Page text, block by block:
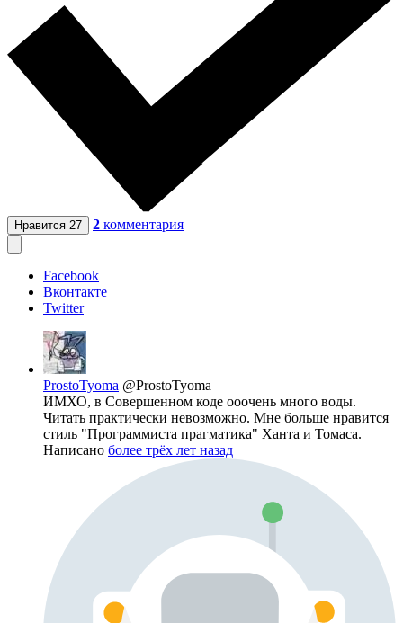
Нравится 27 2 комментария
Facebook
Вконтакте
Twitter
ProstoTyoma @ProstoTyoma
ИМХО, в Совершенном коде ооочень много воды.
Читать практически невозможно. Мне больше нравится
стиль "Программиста прагматика" Ханта и Томаса.
Написано более трёх лет назад